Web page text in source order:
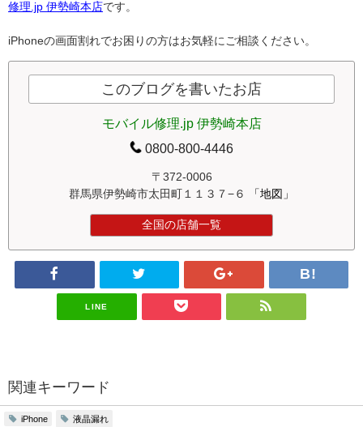
修理.jp 伊勢崎本店です。
iPhoneの画面割れでお困りの方はお気軽にご相談ください。
このブログを書いたお店
モバイル修理.jp 伊勢崎本店
0800-800-4446
〒372-0006
群馬県伊勢崎市太田町１１３７−６
「地図」
全国の店舗一覧
LINE
関連キーワード
iPhone 液晶漏れ